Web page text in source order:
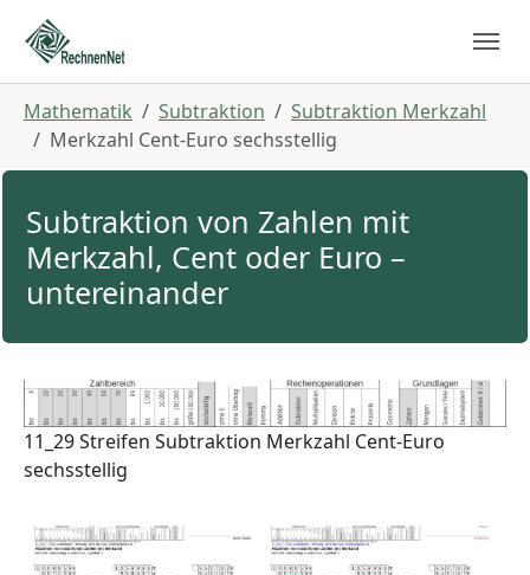
Skip to main navigation
Zum Hauptinhalt springen
Skip to page footer
Mathematik Subtraktion
Subtraktion Merkzahl
Merkzahl Cent-Euro sechsstellig
Subtraktion von Zahlen mit
Merkzahl, Cent oder Euro –
untereinander
11_29 Streifen Subtraktion Merkzahl Cent-Euro
sechsstellig